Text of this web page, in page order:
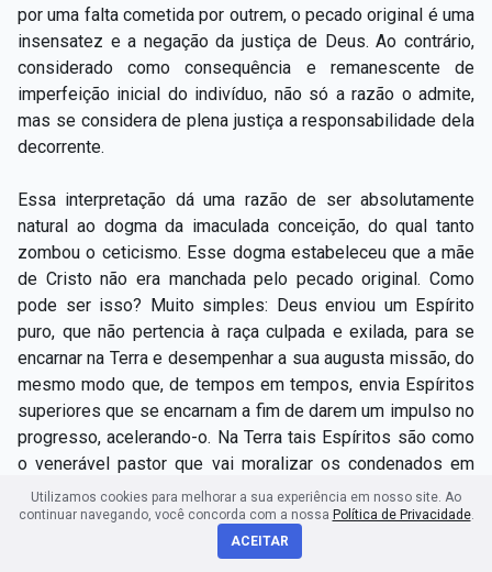
por uma falta cometida por outrem, o pecado original é uma
insensatez e a negação da justiça de Deus. Ao contrário,
considerado como consequência e remanescente de
imperfeição inicial do indivíduo, não só a razão o admite,
mas se considera de plena justiça a responsabilidade dela
decorrente.
Essa interpretação dá uma razão de ser absolutamente
natural ao dogma da imaculada conceição, do qual tanto
zombou o ceticismo. Esse dogma estabeleceu que a mãe
de Cristo não era manchada pelo pecado original. Como
pode ser isso? Muito simples: Deus enviou um Espírito
puro, que não pertencia à raça culpada e exilada, para se
encarnar na Terra e desempenhar a sua augusta missão, do
mesmo modo que, de tempos em tempos, envia Espíritos
superiores que se encarnam a fim de darem um impulso no
progresso, acelerando-o. Na Terra tais Espíritos são como
o venerável pastor que vai moralizar os condenados em
suas prisões e lhes mostrar o caminho da salvação.
Por certo algumas pessoas acharão essa interpretação
Utilizamos cookies para melhorar a sua experiência em nosso site. Ao
continuar navegando, você concorda com a nossa Política de Privacidade.
ACEITAR